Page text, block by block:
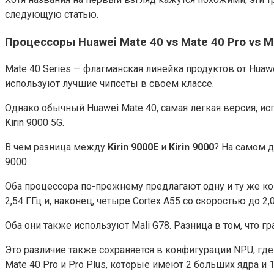
следующую статью.
Процессоры Huawei Mate 40 vs Mate 40 Pro vs
Mate 40 Series — флагманская линейка продуктов от
используют лучшие чипсеты в своем классе.
Однако обычный Huawei Mate 40, самая легкая версия,
Kirin 9000 5G.
В чем разница между Kirin 9000E и Kirin 9000? На самом
9000.
Оба процессора по-прежнему предлагают одну и ту же
2,54 ГГц и, наконец, четыре Cortex A55 со скоростью до
Оба они также используют Mali G78. Разница в том, что
Это различие также сохраняется в конфигурации NPU,
Mate 40 Pro и Pro Plus, которые имеют 2 больших ядра и